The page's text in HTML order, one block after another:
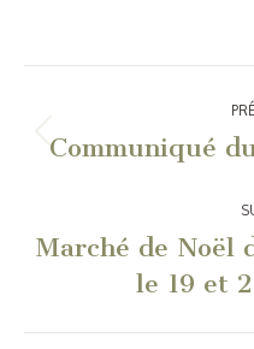
Navigation
article
Communiqué
Marché de Noël
le 19 et